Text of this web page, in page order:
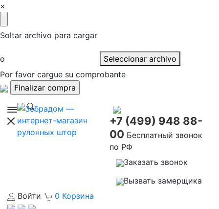
×
Soltar archivo para cargar
o
Seleccionar archivo
Por favor cargue su comprobante
+7 (499) 948 88-
00 Бесплатный звонок
по РФ
Заказать звонок
Вызвать замерщика
Войти
0 Корзина